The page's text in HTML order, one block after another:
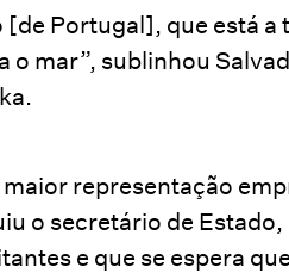
Portugal], que está a
o mar”, sublinhou
representação
o secretário de
e que se espera